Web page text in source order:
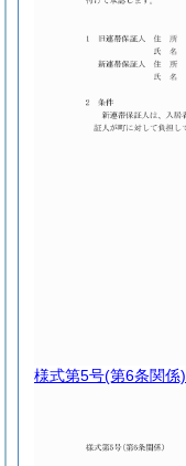
様式第5号(第6条関係)